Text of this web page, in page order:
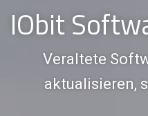
Sale
Presseraum
IObit
Veraltete
aktualisieren,